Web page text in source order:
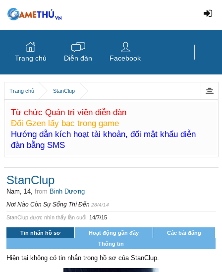
Trang chủ StanClup
Từ chức Quản trị viên diễn đàn
Đổi Gzen lấy bạc trong game
Hướng dẫn kích hoạt tài khoản, đổi mật khẩu diễn
đàn bằng SMS
StanClup
Nam, 14, from Binh Dương
Nơi Nào Còn Sự Sống Thì Đến 28/4/14
StanClup được nhìn thấy lần cuối: 14/7/15
Tin nhắn hồ sơ Hoạt động gần đây
Các bài đăng
Thông tin
Hiện tại không có tin nhắn trong hồ sơ của StanClup.
Trang chủ Diễn đàn Facebook